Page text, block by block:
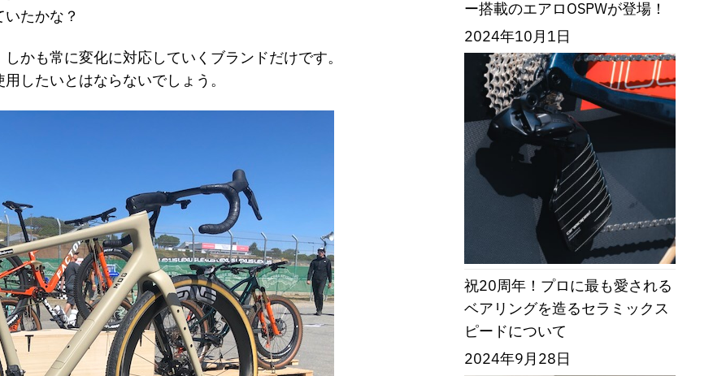
たかな？
かも常に変化に対応していくブランドだけです。
したいとはならないでしょう。
ー搭載のエアロOSPWが登場！
2024年10月1日
祝20周年！プロに最も愛される
ベアリングを造るセラミックス
ピードについて
2024年9月28日